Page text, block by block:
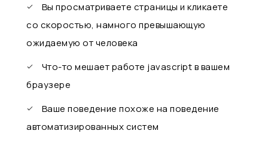
Вы просматриваете страницы и кликаете
со скоростью, намного превышающую
ожидаемую от человека
Что-то мешает работе javascript в вашем
браузере
Ваше поведение похоже на поведение
автоматизированных систем